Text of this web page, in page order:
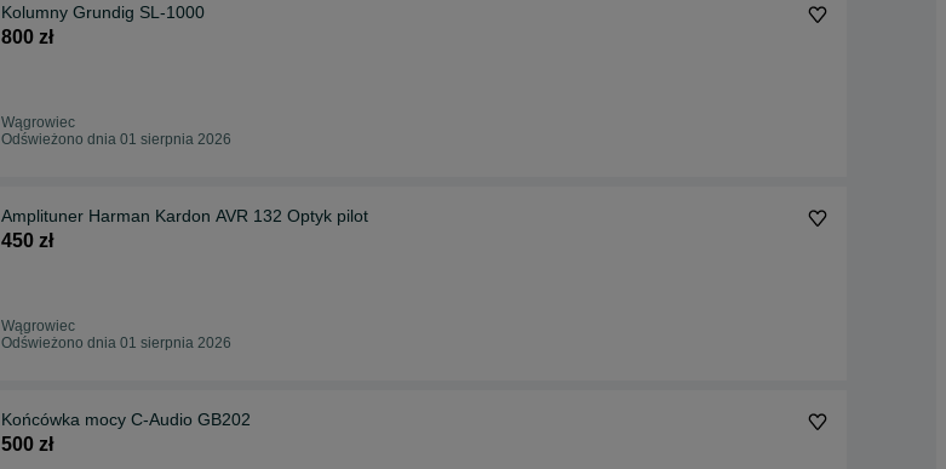
Kolumny Grundig SL-1000
800 zł
Wągrowiec
Odświeżono dnia 01 sierpnia 2026
Amplituner Harman Kardon AVR 132 Optyk pilot
450 zł
Wągrowiec
Odświeżono dnia 01 sierpnia 2026
Końcówka mocy C-Audio GB202
500 zł